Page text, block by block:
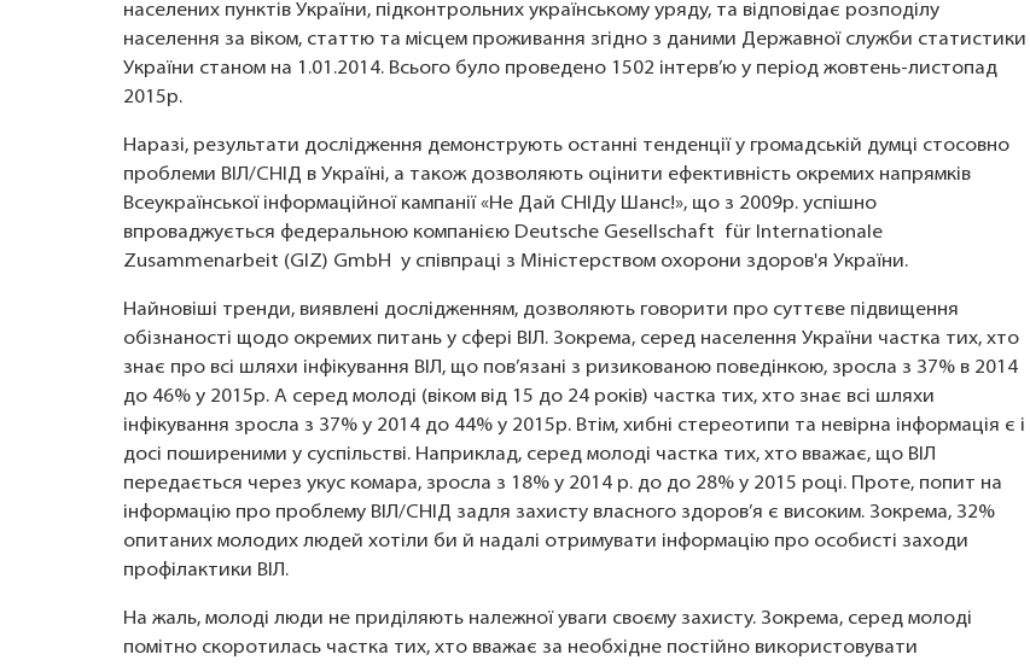
населених пунктів України, підконтрольних українському уряду, та відповідає розподілу
населення за віком, статтю та місцем проживання згідно з даними Державної служби статистики
України станом на 1.01.2014. Всього було проведено 1502 інтерв’ю у період жовтень-листопад
2015р.
Наразі, результати дослідження демонструють останні тенденції у громадській думці стосовно
проблеми ВІЛ/СНІД в Україні, а також дозволяють оцінити ефективність окремих напрямків
Всеукраїнської інформаційної кампанії «Не Дай СНІДу Шанс!», що з 2009р. успішно
впроваджується федеральною компанією Deutsche Gesellschaft für Internationale
Zusammenarbeit (GIZ) GmbH у співпраці з Міністерством охорони здоров'я України.
Найновіші тренди, виявлені дослідженням, дозволяють говорити про суттєве підвищення
обізнаності щодо окремих питань у сфері ВІЛ. Зокрема, серед населення України частка тих, хто
знає про всі шляхи інфікування ВІЛ, що пов’язані з ризикованою поведінкою, зросла з 37% в 2014
до 46% у 2015р. А серед молоді (віком від 15 до 24 років) частка тих, хто знає всі шляхи
інфікування зросла з 37% у 2014 до 44% у 2015р. Втім, хибні стереотипи та невірна інформація є і
досі поширеними у суспільстві. Наприклад, серед молоді частка тих, хто вважає, що ВІЛ
передається через укус комара, зросла з 18% у 2014 р. до до 28% у 2015 році. Проте, попит на
інформацію про проблему ВІЛ/СНІД задля захисту власного здоров’я є високим. Зокрема, 32%
опитаних молодих людей хотіли би й надалі отримувати інформацію про особисті заходи
профілактики ВІЛ.
На жаль, молоді люди не приділяють належної уваги своєму захисту. Зокрема, серед молоді
помітно скоротилась частка тих, хто вважає за необхідне постійно використовувати